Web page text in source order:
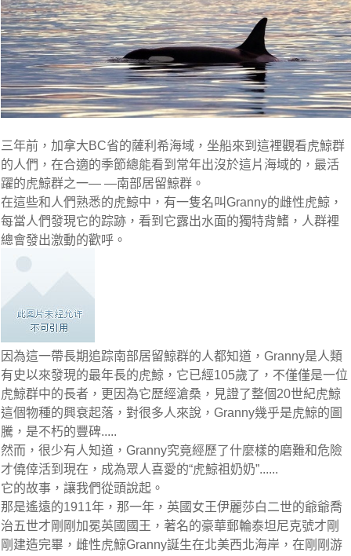
三年前，加拿大BC省的薩利希海域，坐船來到這裡觀看虎鯨群
的人們，在合適的季節總能看到常年出沒於這片海域的，最活
躍的虎鯨群之一— —南部居留鯨群。
在這些和人們熟悉的虎鯨中，有一隻名叫Granny的雌性虎鯨，
每當人們發現它的踪跡，看到它露出水面的獨特背鰭，人群裡
總會發出激動的歡呼。
因為這一帶長期追踪南部居留鯨群的人都知道，Granny是人類
有史以來發現的最年長的虎鯨，它已經105歲了，不僅僅是一位
虎鯨群中的長者，更因為它歷經滄桑，見證了整個20世紀虎鯨
這個物種的興衰起落，對很多人來說，Granny幾乎是虎鯨的圖
騰，是不朽的豐碑.....
然而，很少有人知道，Granny究竟經歷了什麼樣的磨難和危險
才僥倖活到現在，成為眾人喜愛的“虎鯨祖奶奶”......
它的故事，讓我們從頭說起。
那是遙遠的1911年，那一年，英國女王伊麗莎白二世的爺爺喬
治五世才剛剛加冕英國國王，著名的豪華郵輪泰坦尼克號才剛
剛建造完畢，雌性虎鯨Granny誕生在北美西北海岸，在剛剛游